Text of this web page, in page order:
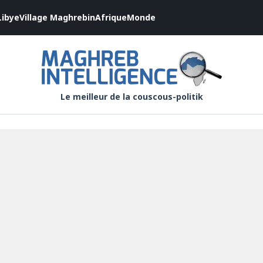
Village MaghrebinAfriqueMonde
Le meilleur de la couscous-politik